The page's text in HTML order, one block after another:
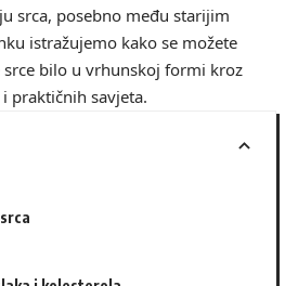
srca, posebno među starijim
istražujemo kako se možete
bilo u vrhunskoj formi kroz
praktičnih savjeta.